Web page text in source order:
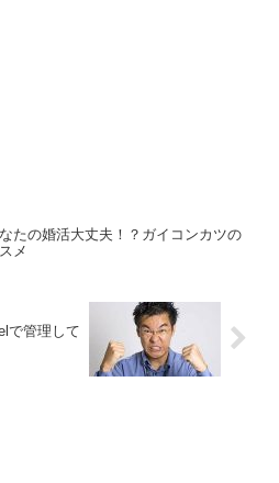
たの婚活大丈夫！？ガイコンカツの
メ
で管理して